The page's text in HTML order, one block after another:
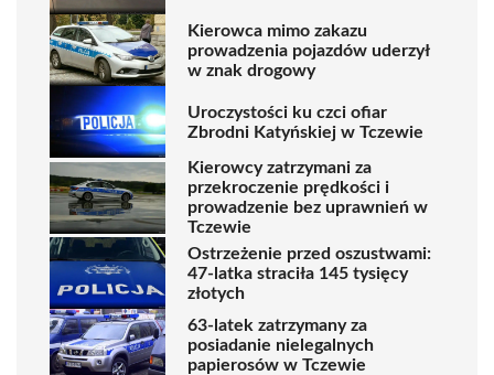
Kierowca mimo zakazu
prowadzenia pojazdów uderzył
w znak drogowy
Uroczystości ku czci ofiar
Zbrodni Katyńskiej w Tczewie
Kierowcy zatrzymani za
przekroczenie prędkości i
prowadzenie bez uprawnień w
Tczewie
Ostrzeżenie przed oszustwami:
47-latka straciła 145 tysięcy
złotych
63-latek zatrzymany za
posiadanie nielegalnych
papierosów w Tczewie